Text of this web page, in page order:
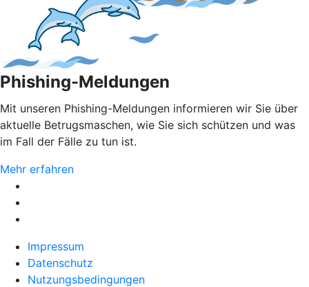
Phishing-Meldungen
Mit unseren Phishing-Meldungen informieren wir Sie über
aktuelle Betrugsmaschen, wie Sie sich schützen und was
im Fall der Fälle zu tun ist.
Mehr erfahren
Impressum
Datenschutz
Nutzungsbedingungen